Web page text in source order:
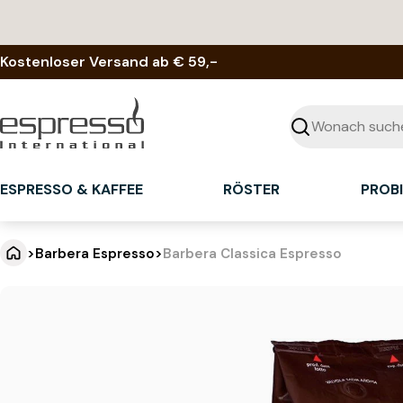
springen
Kostenloser Versand ab € 59,-
Suchen
ESPRESSO & KAFFEE RÖSTER
>Barbera Espresso>Barbera Classica Espresso